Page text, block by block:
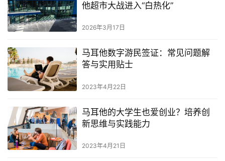
他超市大战进入“白热化”
2026年3月17日
马耳他数字游民签证：常见问题解
答与实用贴士
2023年4月22日
马耳他的大学生也爱创业？培养创
新思维与实践能力
2023年4月21日